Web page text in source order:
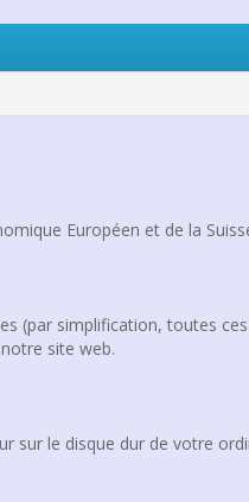
Européen et de la
(par simplification, toutes
site web.
sur le disque dur de votre